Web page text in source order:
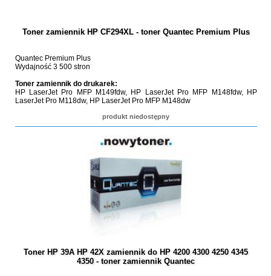
Toner zamiennik HP CF294XL - toner Quantec Premium Plus
Quantec Premium Plus
Wydajność 3 500 stron
Toner zamiennik do drukarek:
HP LaserJet Pro MFP M149fdw, HP LaserJet Pro MFP M148fdw, HP
LaserJet Pro M118dw, HP LaserJet Pro MFP M148dw
produkt niedostępny
Toner HP 39A HP 42X zamiennik do HP 4200 4300 4250 4345
4350 - toner zamiennik Quantec